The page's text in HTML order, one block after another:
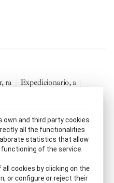
ra | Expedicionario, a |
ra|Explorador
ra
2 of 2 results
own and third party cookies
all the functionalities
statistics that allow
of the service.
cookies by clicking on the
or configure or reject their